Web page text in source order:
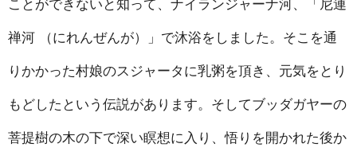
ことができないと知って、ナイランジャーナ河、「尼連
禅河 （にれんぜんが）」で沐浴をしました。そこを通
りかかった村娘のスジャータに乳粥を頂き、元気をとり
もどしたという伝説があります。そしてブッダガヤーの
菩提樹の木の下で深い瞑想に入り、悟りを開かれた後か